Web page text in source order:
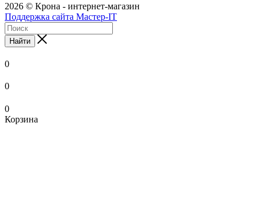
2026 © Крона - интернет-магазин
Поддержка сайта Мастер-IT
Найти
0
0
0
Корзина